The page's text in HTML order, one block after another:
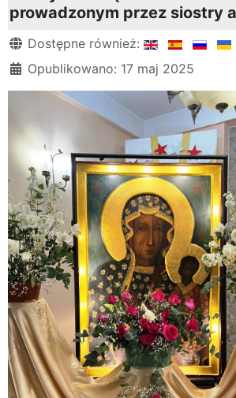
prowadzonym przez siostry
Szczegóły
Dostępne również:
Opublikowano: 17 maj 2025